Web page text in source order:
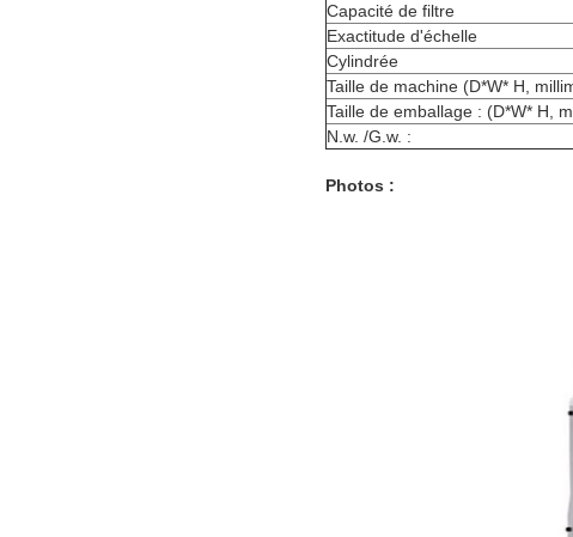
Capacité de filtre
Exactitude d'échelle
Cylindrée
Taille de machine (D*W* H,
Taille de emballage : (D*W* H,
N.w. /G.w. :
Photos :